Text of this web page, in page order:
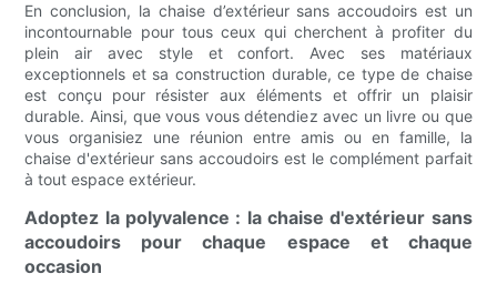
En conclusion, la chaise d’extérieur sans accoudoirs est un
incontournable pour tous ceux qui cherchent à profiter du
plein air avec style et confort. Avec ses matériaux
exceptionnels et sa construction durable, ce type de chaise
est conçu pour résister aux éléments et offrir un plaisir
durable. Ainsi, que vous vous détendiez avec un livre ou que
vous organisiez une réunion entre amis ou en famille, la
chaise d'extérieur sans accoudoirs est le complément parfait
à tout espace extérieur.
Adoptez la polyvalence : la chaise d'extérieur sans
accoudoirs pour chaque espace et chaque
occasion